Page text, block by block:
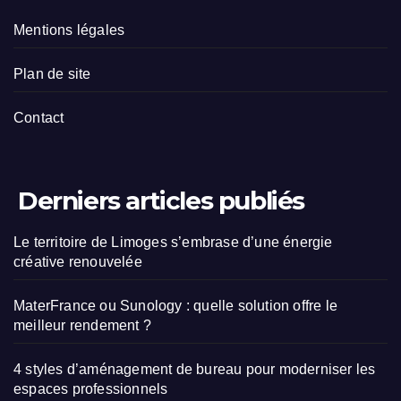
Mentions légales
Plan de site
Contact
Derniers articles publiés
Le territoire de Limoges s’embrase d’une énergie
créative renouvelée
MaterFrance ou Sunology : quelle solution offre le
meilleur rendement ?
4 styles d’aménagement de bureau pour moderniser les
espaces professionnels